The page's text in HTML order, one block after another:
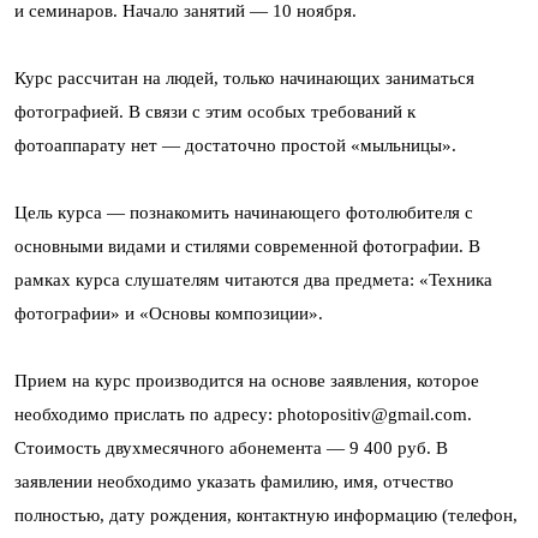
и семинаров. Начало занятий — 10 ноября.
Курс рассчитан на людей, только начинающих заниматься
фотографией. В связи с этим особых требований к
фотоаппарату нет — достаточно простой «мыльницы».
Цель курса — познакомить начинающего фотолюбителя с
основными видами и стилями современной фотографии. В
рамках курса слушателям читаются два предмета: «Техника
фотографии» и «Основы композиции».
Прием на курс производится на основе заявления, которое
необходимо прислать по адресу: photopositiv@gmail.com.
Стоимость двухмесячного абонемента — 9 400 руб. В
заявлении необходимо указать фамилию, имя, отчество
полностью, дату рождения, контактную информацию (телефон,